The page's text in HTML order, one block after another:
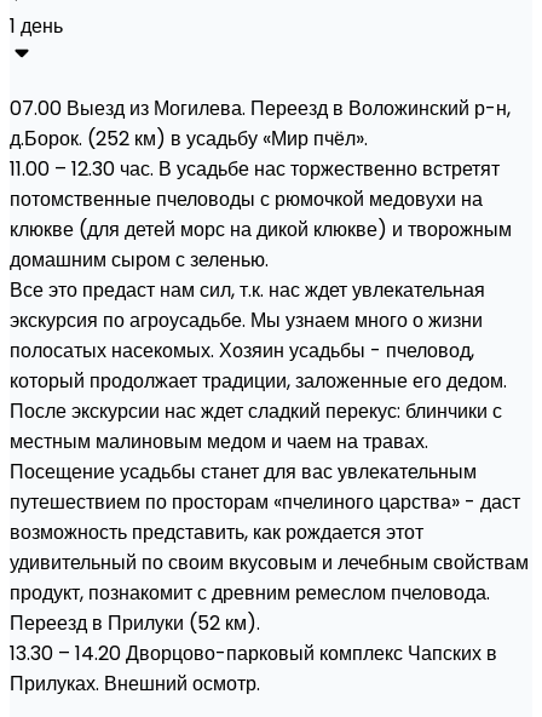
1 день
07.00 Выезд из Могилева. Переезд в Воложинский р-н,
д.Борок. (252 км) в усадьбу «Мир пчёл».
11.00 – 12.30 час. В усадьбе нас торжественно встретят
потомственные пчеловоды с рюмочкой медовухи на
клюкве (для детей морс на дикой клюкве) и творожным
домашним сыром с зеленью.
Все это предаст нам сил, т.к. нас ждет увлекательная
экскурсия по агроусадьбе. Мы узнаем много о жизни
полосатых насекомых. Хозяин усадьбы - пчеловод,
который продолжает традиции, заложенные его дедом.
После экскурсии нас ждет сладкий перекус: блинчики с
местным малиновым медом и чаем на травах.
Посещение усадьбы станет для вас увлекательным
путешествием по просторам «пчелиного царства» - даст
возможность представить, как рождается этот
удивительный по своим вкусовым и лечебным свойствам
продукт, познакомит с древним ремеслом пчеловода.
Переезд в Прилуки (52 км).
13.30 – 14.20 Дворцово-парковый комплекс Чапских в
Прилуках. Внешний осмотр.